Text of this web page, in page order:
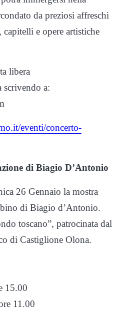
da preziosi affreschi
e opere artistiche
libera
scrivendo a:
eventi/concerto-
di Biagio D’Antonio
26 Gennaio la mostra
di Biagio d’Antonio.
toscano”, patrocinata dal
di Castiglione Olona.
15.00
11.00